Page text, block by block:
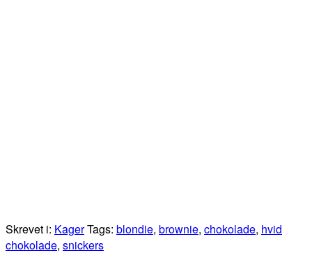
Skrevet i: KagerTags: blondie, brownie, chokolade, hvid
chokolade, snickers